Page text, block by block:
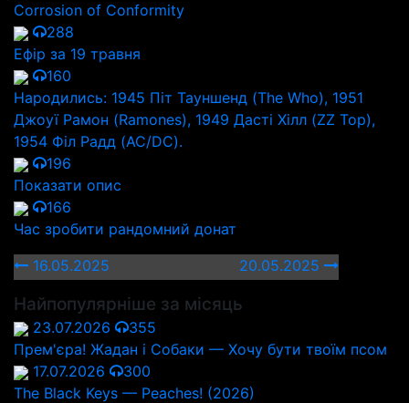
Corrosion of Conformity
288
Ефір за 19 травня
160
Народились: 1945 Піт Тауншенд (The Who), 1951
Джоуї Рамон (Ramones), 1949 Дасті Хілл (ZZ Top),
1954 Філ Радд (AC/DC).
196
Показати опис
166
Час зробити рандомний донат
16.05.2025
20.05.2025
Найпопулярніше за місяць
23.07.2026
355
Прем'єра! Жадан і Собаки — Хочу бути твоїм псом
17.07.2026
300
The Black Keys — Peaches! (2026)